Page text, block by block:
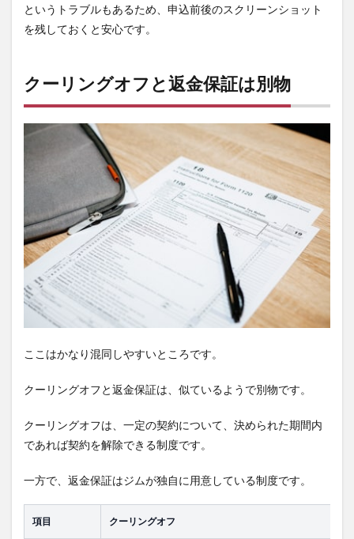
ケー
ス
リン
フで
6
パー
ソナ
ルジ
ムの
返
金・
中途
解約
めや
ポイ
6.1
口頭
約を
伝え
というトラブルもあるため、申込前後のスクリーンショット
を残しておくと安心です。
クーリングオフと返金保証は別物
ここはかなり混同しやすいところです。
クーリングオフと返金保証は、似ているようで別物です。
クーリングオフは、一定の契約について、決められた期間内
であれば契約を解除できる制度です。
一方で、返金保証はジムが独自に用意している制度です。
項目 クーリングオフ